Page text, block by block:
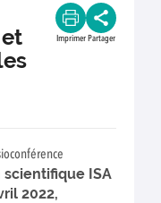
Imprimer Partager
scientifique ISA
2022,